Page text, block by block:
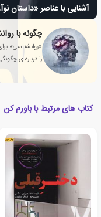
آشنایی با عناصر «داستان
چگونه با
«روانشناسی»
را درباره ی
کتاب های مرتبط با باورم کن